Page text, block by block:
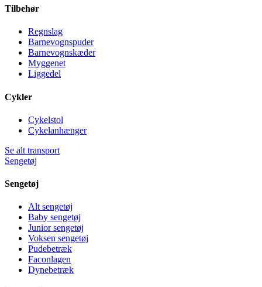
Tilbehør
Regnslag
Barnevognspuder
Barnevognskæder
Myggenet
Liggedel
Cykler
Cykelstol
Cykelanhænger
Se alt transport
Sengetøj
Sengetøj
Alt sengetøj
Baby sengetøj
Junior sengetøj
Voksen sengetøj
Pudebetræk
Faconlagen
Dynebetræk